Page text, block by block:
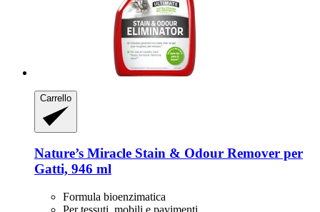
Carrello
Nature’s Miracle Stain & Odour Remover per
Gatti, 946 ml
Formula bioenzimatica
Per tessuti, mobili e pavimenti